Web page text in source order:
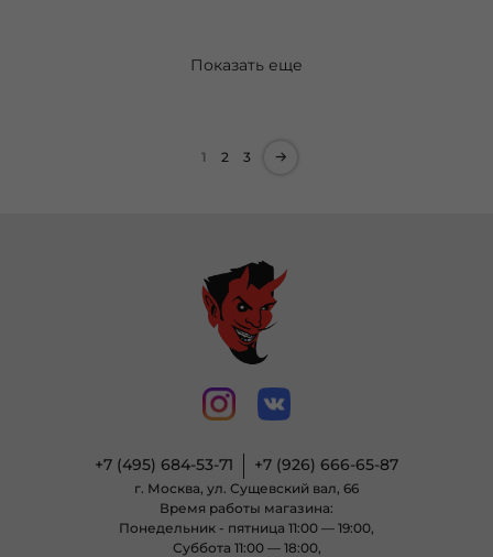
Показать еще
1 2 3
+7 (495) 684-53-71 +7 (926) 666-65-87
г. Москва, ул. Сущевский вал, 66
Время работы магазина:
Понедельник - пятница 11:00 — 19:00,
Суббота 11:00 — 18:00,